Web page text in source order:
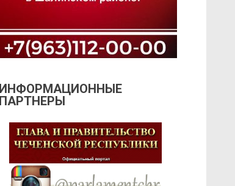
ИНФОРМАЦИОННЫЕ
ПАРТНЕРЫ